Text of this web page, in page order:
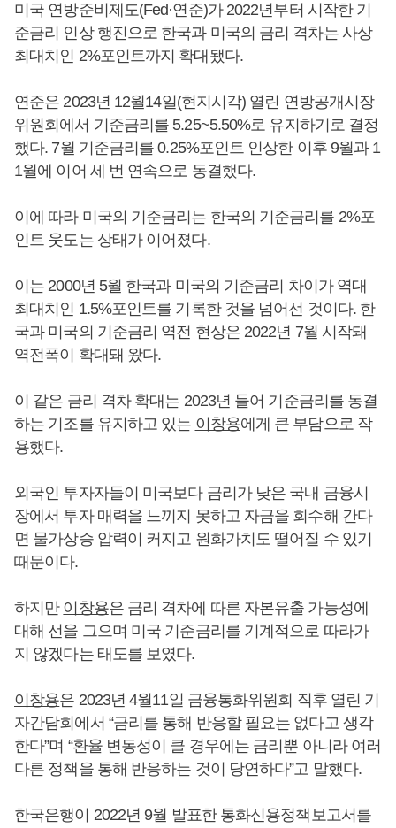
미국 연방준비제도(Fed·연준)가 2022년부터 시작한 기
준금리 인상 행진으로 한국과 미국의 금리 격차는 사상
최대치인 2%포인트까지 확대됐다.
연준은 2023년 12월14일(현지시각) 열린 연방공개시장
위원회에서 기준금리를 5.25~5.50%로 유지하기로 결정
했다. 7월 기준금리를 0.25%포인트 인상한 이후 9월과 1
1월에 이어 세 번 연속으로 동결했다.
이에 따라 미국의 기준금리는 한국의 기준금리를 2%포
인트 웃도는 상태가 이어졌다.
이는 2000년 5월 한국과 미국의 기준금리 차이가 역대
최대치인 1.5%포인트를 기록한 것을 넘어선 것이다. 한
국과 미국의 기준금리 역전 현상은 2022년 7월 시작돼
역전폭이 확대돼 왔다.
이 같은 금리 격차 확대는 2023년 들어 기준금리를 동결
하는 기조를 유지하고 있는 이창용에게 큰 부담으로 작
용했다.
외국인 투자자들이 미국보다 금리가 낮은 국내 금융시
장에서 투자 매력을 느끼지 못하고 자금을 회수해 간다
면 물가상승 압력이 커지고 원화가치도 떨어질 수 있기
때문이다.
하지만 이창용은 금리 격차에 따른 자본유출 가능성에
대해 선을 그으며 미국 기준금리를 기계적으로 따라가
지 않겠다는 태도를 보였다.
이창용은 2023년 4월11일 금융통화위원회 직후 열린 기
자간담회에서 “금리를 통해 반응할 필요는 없다고 생각
한다”며 “환율 변동성이 클 경우에는 금리뿐 아니라 여러
다른 정책을 통해 반응하는 것이 당연하다”고 말했다.
한국은행이 2022년 9월 발표한 통화신용정책보고서를